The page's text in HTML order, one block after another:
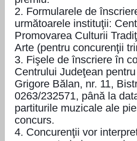
2. Formularele de
următoarele instituţii:
Promovarea Culturii
Arte (pentru concurenţii
3. Fişele de înscriere în
Centrului Judeţean
Grigore Bălan, nr. 11,
0263/232571, până la
partiturile muzicale ale
concurs.
4. Concurenţii vor